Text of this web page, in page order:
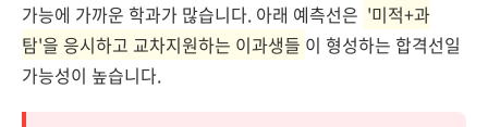
가능에 가까운 학과가 많습니다. 아래 예측선은 '미적+과
탐'을 응시하고 교차지원하는 이과생들 이 형성하는 합격선일
가능성이 높습니다.